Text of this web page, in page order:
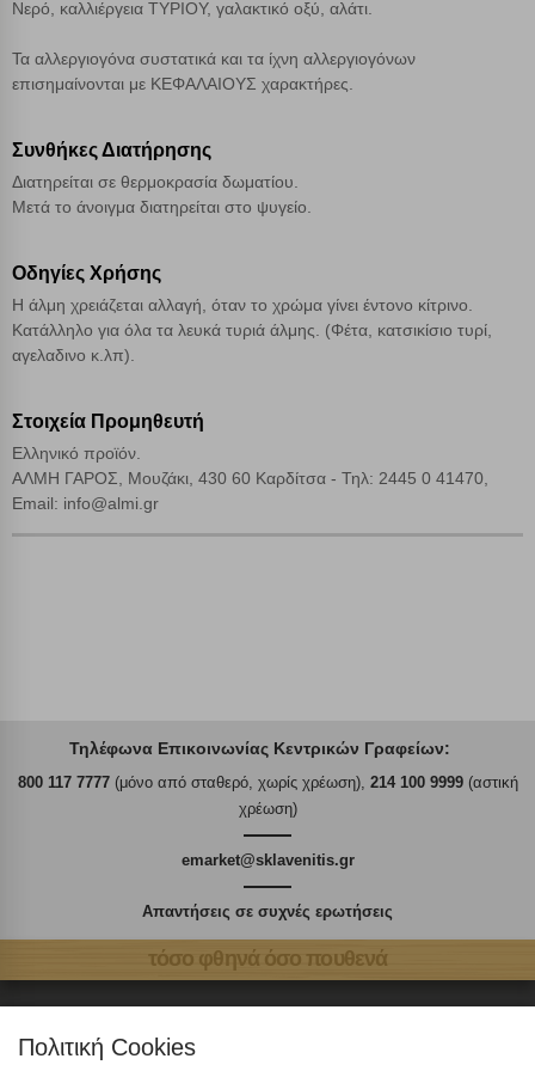
Νερό, καλλιέργεια ΤΥΡΙΟΥ, γαλακτικό οξύ, αλάτι.
Τα αλλεργιογόνα συστατικά και τα ίχνη αλλεργιογόνων
επισημαίνονται με ΚΕΦΑΛΑΙΟΥΣ χαρακτήρες.
Συνθήκες Διατήρησης
Διατηρείται σε θερμοκρασία δωματίου.
Μετά το άνοιγμα διατηρείται στο ψυγείο.
Οδηγίες Χρήσης
Η άλμη χρειάζεται αλλαγή, όταν το χρώμα γίνει έντονο κίτρινο.
Κατάλληλο για όλα τα λευκά τυριά άλμης. (Φέτα, κατσικίσιο τυρί,
αγελαδινο κ.λπ).
Στοιχεία Προμηθευτή
Ελληνικό προϊόν.
ΑΛΜΗ ΓΑΡΟΣ, Μουζάκι, 430 60 Καρδίτσα - Τηλ: 2445 0 41470,
Email: info@almi.gr
Τηλέφωνα Επικοινωνίας Κεντρικών Γραφείων:
800 117 7777(μόνο από σταθερό, χωρίς χρέωση), 214 100 9999(αστική
χρέωση)
emarket@sklavenitis.gr
Απαντήσεις σε συχνές ερωτήσεις
τόσο φθηνά όσο πουθενά
Πολιτική Cookies
Cookies απόδοσης
Απόρριψη όλων